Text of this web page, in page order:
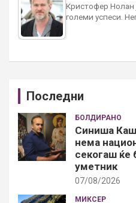
Кристофер Нолан
големи успеси.
Последни
БОЛДИРАНО
Синиша
нема
секогаш ќе
уметник
07/08/2026
МИКСЕР